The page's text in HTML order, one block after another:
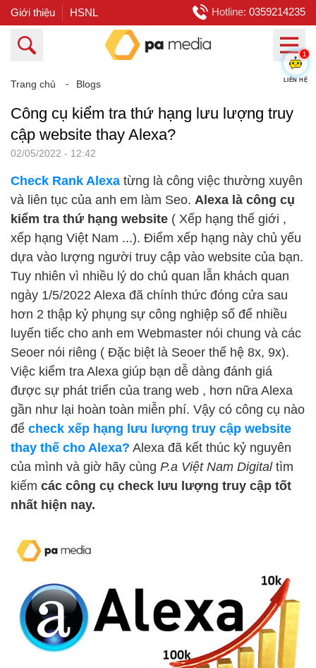
Giới thiệu HSNL Hotline: 0359214235
Trang chủ ⁃ Blogs
Công cụ kiểm tra thứ hạng lưu lượng truy
cập website thay Alexa?
02/05/2022 - 12:42
Check Rank Alexa từng là công việc thường xuyên
và liên tục của anh em làm Seo. Alexa là công cụ
kiểm tra thứ hạng website ( Xếp hạng thế giới ,
xếp hạng Việt Nam ...). Điểm xếp hạng này chủ yếu
dựa vào lượng người truy cập vào website của bạn.
Tuy nhiên vì nhiều lý do chủ quan lẫn khách quan
ngày 1/5/2022 Alexa đã chính thức đóng cửa sau
hơn 2 thập kỷ phụng sự công nghiệp số để nhiều
luyến tiếc cho anh em Webmaster nói chung và các
Seoer nói riêng ( Đặc biệt là Seoer thế hệ 8x, 9x).
Việc kiểm tra Alexa giúp bạn dễ dàng đánh giá
được sự phát triển của trang web , hơn nữa Alexa
gần như lại hoàn toàn miễn phí. Vậy có công cụ nào
để check xếp hạng lưu lượng truy cập website
thay thế cho Alexa? Alexa đã kết thúc kỷ nguyên
của mình và giờ hãy cùng P.a Việt Nam Digital tìm
kiếm các công cụ check lưu lượng truy cập tốt
nhất hiện nay.
1
LIÊN HỆ